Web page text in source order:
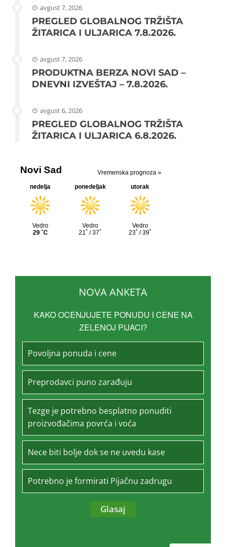
avgust 7, 2026
PREGLED GLOBALNOG TRŽIŠTA
ŽITARICA I ULJARICA 7.8.2026.
avgust 7, 2026
PRODUKTNA BERZA NOVI SAD –
DNEVNI IZVEŠTAJ – 7.8.2026.
avgust 6, 2026
PREGLED GLOBALNOG TRŽIŠTA
ŽITARICA I ULJARICA 6.8.2026.
NOVA ANKETA
KAKO OCENJUJETE PONUDU I CENE NA
ZELENOJ PIJACI?
Povoljna ponuda i cene
Preprodavci puno zarađuju
Tezge je potrebno besplatno ponuditi
proizvođačima povrća i voća
Nece biti bolje dok se ne uvedu kase
Potrebno je formirati Pijačnu zadrugu